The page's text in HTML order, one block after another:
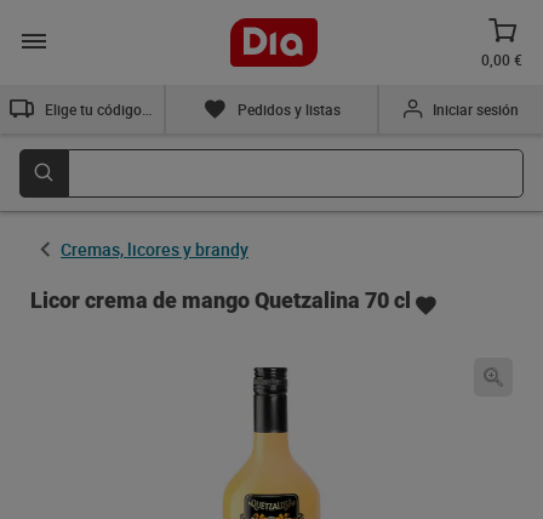
0,00 €
Pedidos y listas Iniciar sesión
Cremas, licores y brandy
Licor crema de mango Quetzalina 70 cl